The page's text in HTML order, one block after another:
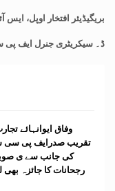
بریگیڈیئر افتخار اوپل، ایس
ڈ۔ سیکریٹری جنرل ایف
وفاق ایوانہائے
تقریب صدرایف پی سی
کی جانب سے ی
رجحانات کا جائزہ